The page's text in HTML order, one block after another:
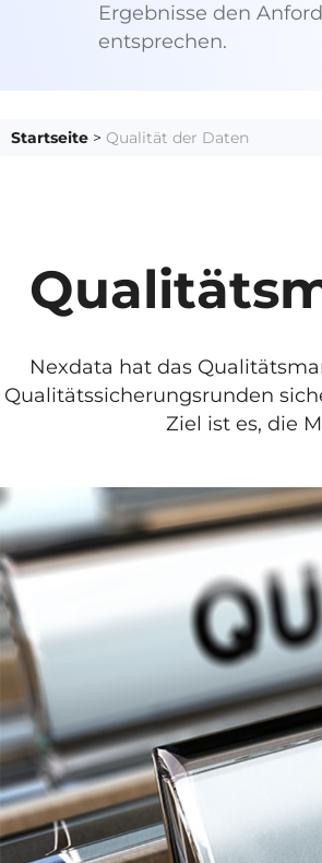
Ergebnisse den
entsprechen.
Startseite > Qualität der Daten
Nexdata hat das
Qualitätssicherungsrunden
Ziel ist es, die